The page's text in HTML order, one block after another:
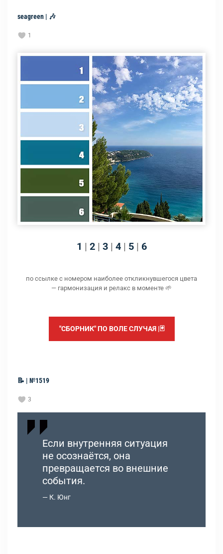
seagreen | 🎶
1
1 | 2 | 3 | 4 | 5 | 6
по ссылке с номером наиболее откликнувшегося цвета
— гармонизация и релакс в моменте 🌱
"СБОРНИК" ПО ВОЛЕ СЛУЧАЯ |🃏
📝 | №1519
3
Если внутренняя ситуация
не осознаётся, она
превращается во внешние
события.
К. Юнг